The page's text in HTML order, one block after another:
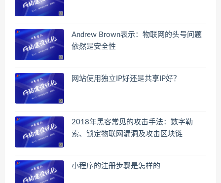
Andrew Brown表示：物联网的头号问题
依然是安全性
网站使用独立IP好还是共享IP好？
2018年黑客常见的攻击手法：数字勒
索、锁定物联网漏洞及攻击区块链
小程序的注册步骤是怎样的